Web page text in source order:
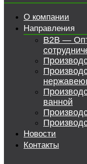
О компании
Направления
B2B —
ванной
Новости
Контакты